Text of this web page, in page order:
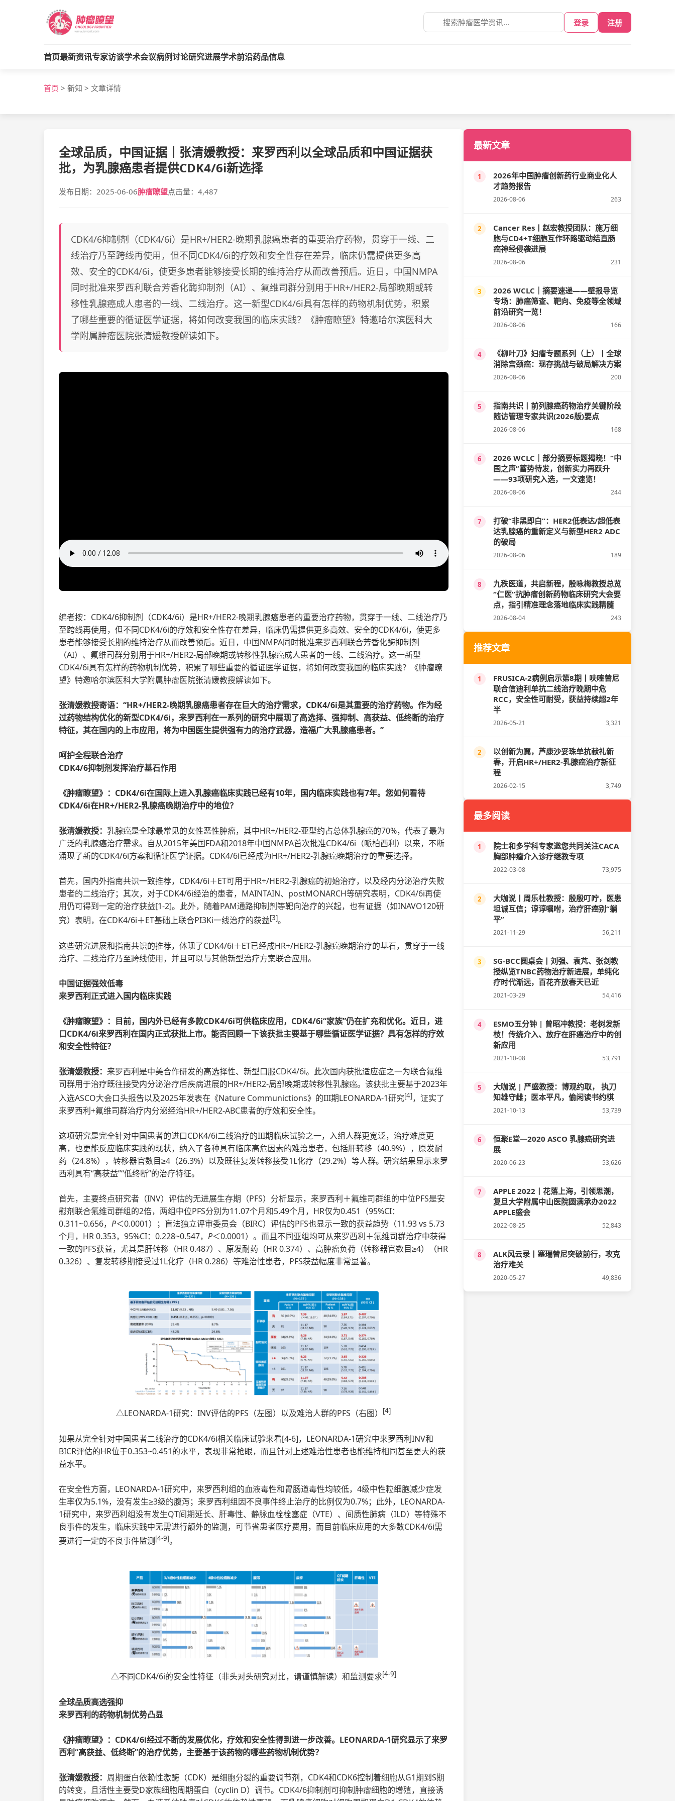
登录 注册
首页最新资讯专家访谈学术会议病例讨论研究进展学术前沿药品信息
首页 > 新知 > 文章详情
全球品质，中国证据丨张清媛教授：来罗西利以全球品质和中国证据获
批，为乳腺癌患者提供CDK4/6i新选择
发布日期：2025-06-06肿瘤瞭望点击量：4,487
CDK4/6抑制剂（CDK4/6i）是HR+/HER2-晚期乳腺癌患者的重要治疗药物，贯穿于一线、二
线治疗乃至跨线再使用，但不同CDK4/6i的疗效和安全性存在差异，临床仍需提供更多高
效、安全的CDK4/6i，使更多患者能够接受长期的维持治疗从而改善预后。近日，中国NMPA
同时批准来罗西利联合芳香化酶抑制剂（AI）、氟维司群分别用于HR+/HER2-局部晚期或转
移性乳腺癌成人患者的一线、二线治疗。这一新型CDK4/6i具有怎样的药物机制优势，积累
了哪些重要的循证医学证据，将如何改变我国的临床实践？《肿瘤瞭望》特邀哈尔滨医科大
学附属肿瘤医院张清媛教授解读如下。
编者按：CDK4/6抑制剂（CDK4/6i）是HR+/HER2-晚期乳腺癌患者的重要治疗药物，贯穿于一线、二线治疗乃
至跨线再使用，但不同CDK4/6i的疗效和安全性存在差异，临床仍需提供更多高效、安全的CDK4/6i，使更多
患者能够接受长期的维持治疗从而改善预后。近日，中国NMPA同时批准来罗西利联合芳香化酶抑制剂
（AI）、氟维司群分别用于HR+/HER2-局部晚期或转移性乳腺癌成人患者的一线、二线治疗。这一新型
CDK4/6i具有怎样的药物机制优势，积累了哪些重要的循证医学证据，将如何改变我国的临床实践？《肿瘤瞭
望》特邀哈尔滨医科大学附属肿瘤医院张清媛教授解读如下。
张清媛教授寄语：“HR+/HER2-晚期乳腺癌患者存在巨大的治疗需求，CDK4/6i是其重要的治疗药物。作为经
过药物结构优化的新型CDK4/6i，来罗西利在一系列的研究中展现了高选择、强抑制、高获益、低终断的治疗
特征，其在国内的上市应用，将为中国医生提供强有力的治疗武器，造福广大乳腺癌患者。”
呵护全程联合治疗
CDK4/6抑制剂发挥治疗基石作用
《肿瘤瞭望》：CDK4/6i在国际上进入乳腺癌临床实践已经有10年，国内临床实践也有7年。您如何看待
CDK4/6i在HR+/HER2-乳腺癌晚期治疗中的地位？
张清媛教授： 乳腺癌是全球最常见的女性恶性肿瘤，其中HR+/HER2-亚型约占总体乳腺癌的70%，代表了最为
广泛的乳腺癌治疗需求。自从2015年美国FDA和2018年中国NMPA首次批准CDK4/6i（哌柏西利）以来，不断
涌现了新的CDK4/6i方案和循证医学证据。CDK4/6i已经成为HR+/HER2-乳腺癌晚期治疗的重要选择。
首先，国内外指南共识一致推荐，CDK4/6i＋ET可用于HR+/HER2-乳腺癌的初始治疗，以及经内分泌治疗失败
患者的二线治疗；其次，对于CDK4/6i经治的患者，MAINTAIN、postMONARCH等研究表明，CDK4/6i再使
用仍可得到一定的治疗获益[1-2]。此外，随着PAM通路抑制剂等靶向治疗的兴起，也有证据（如INAVO120研
究）表明，在CDK4/6i＋ET基础上联合PI3Ki一线治疗的获益[3]。
这些研究进展和指南共识的推荐，体现了CDK4/6i＋ET已经成HR+/HER2-乳腺癌晚期治疗的基石，贯穿于一线
治疗、二线治疗乃至跨线使用，并且可以与其他新型治疗方案联合应用。
中国证据强效低毒
来罗西利正式进入国内临床实践
《肿瘤瞭望》：目前，国内外已经有多款CDK4/6i可供临床应用，CDK4/6i“家族”仍在扩充和优化。近日，进
口CDK4/6i来罗西利在国内正式获批上市。能否回顾一下该获批主要基于哪些循证医学证据？具有怎样的疗效
和安全性特征？
张清媛教授： 来罗西利是中美合作研发的高选择性、新型口服CDK4/6i。此次国内获批适应症之一为联合氟维
司群用于治疗既往接受内分泌治疗后疾病进展的HR+/HER2-局部晚期或转移性乳腺癌。该获批主要基于2023年
入选ASCO大会口头报告以及2025年发表在《Nature Communictions》的III期LEONARDA-1研究[4]，证实了
来罗西利+氟维司群治疗内分泌经治HR+/HER2-ABC患者的疗效和安全性。
这项研究是完全针对中国患者的进口CDK4/6i二线治疗的III期临床试验之一，入组人群更宽泛，治疗难度更
高，也更能反应临床实践的现状，纳入了各种具有临床高危因素的难治患者，包括肝转移（40.9%），原发耐
药（24.8%），转移器官数目≥4（26.3%）以及既往复发转移接受1L化疗（29.2%）等人群。研究结果显示来罗
西利具有“高获益”“低终断”的治疗特征。
首先，主要终点研究者（INV）评估的无进展生存期（PFS）分析显示，来罗西利＋氟维司群组的中位PFS是安
慰剂联合氟维司群组的2倍，两组中位PFS分别为11.07个月和5.49个月，HR仅为0.451（95%CI：
0.311~0.656， P＜0.0001）；盲法独立评审委员会（BIRC）评估的PFS也显示一致的获益趋势（11.93 vs 5.73
个月，HR 0.353，95%CI：0.228~0.547， P＜0.0001）。而且不同亚组均可从来罗西利＋氟维司群治疗中获得
一致的PFS获益，尤其是肝转移（HR 0.487）、原发耐药（HR 0.374）、高肿瘤负荷（转移器官数目≥4）（HR
0.326）、复发转移期接受过1L化疗（HR 0.286）等难治性患者，PFS获益幅度非常显著。
△LEONARDA-1研究：INV评估的PFS（左图）以及难治人群的PFS（右图） [4]
如果从完全针对中国患者二线治疗的CDK4/6i相关临床试验来看[4-6]，LEONARDA-1研究中来罗西利INV和
BICR评估的HR位于0.353~0.451的水平，表现非常抢眼，而且针对上述难治性患者也能维持相同甚至更大的获
益水平。
在安全性方面，LEONARDA-1研究中，来罗西利组的血液毒性和胃肠道毒性均较低，4级中性粒细胞减少症发
生率仅为5.1%，没有发生≥3级的腹泻；来罗西利组因不良事件终止治疗的比例仅为0.7%；此外，LEONARDA-
1研究中，来罗西利组没有发生QT间期延长、肝毒性、静脉血栓栓塞症（VTE）、间质性肺病（ILD）等特殊不
良事件的发生，临床实践中无需进行额外的监测，可节省患者医疗费用，而目前临床应用的大多数CDK4/6i需
要进行一定的不良事件监测[4-9]。
△不同CDK4/6i的安全性特征（非头对头研究对比，请谨慎解读）和监测要求[4-9]
全球品质高选强抑
来罗西利的药物机制优势凸显
《肿瘤瞭望》：CDK4/6i经过不断的发展优化，疗效和安全性得到进一步改善。LEONARDA-1研究显示了来罗
西利“高获益、低终断”的治疗优势，主要基于该药物的哪些药物机制优势？
张清媛教授： 周期蛋白依赖性激酶（CDK）是细胞分裂的重要调节剂，CDK4和CDK6控制着细胞从G1期到S期
的转变，且活性主要受D家族细胞周期蛋白（cyclin D）调节。CDK4/6抑制剂可抑制肿瘤细胞的增殖，直接诱
最新文章
1
2026年中国肿瘤创新药行业商业化人
才趋势报告
2026-08-06 263
2
Cancer Res丨赵宏教授团队：施万细
胞与CD4+T细胞互作环路驱动结直肠
癌神经侵袭进展
2026-08-06 231
3
2026 WCLC｜摘要速递——壁报导览
专场：肺癌筛查、靶向、免疫等全领域
前沿研究一览！
2026-08-06 166
4
《柳叶刀》妇瘤专题系列（上）丨全球
消除宫颈癌：现存挑战与破局解决方案
2026-08-06 200
5
指南共识丨前列腺癌药物治疗关键阶段
随访管理专家共识(2026版)要点
2026-08-06 168
6
2026 WCLC｜部分摘要标题揭晓！“中
国之声”蓄势待发，创新实力再跃升
——93项研究入选，一文速览！
2026-08-06 244
7
打破“非黑即白”：HER2低表达/超低表
达乳腺癌的重新定义与新型HER2 ADC
的破局
2026-08-06 189
8
九秩医道，共启新程，殷咏梅教授总览
“仁医”抗肿瘤创新药物临床研究大会要
点，指引精准理念落地临床实践精髓
2026-08-04 243
推荐文章
1
FRUSICA-2病例启示第8期丨呋喹替尼
联合信迪利单抗二线治疗晚期中危
RCC，安全性可耐受，获益持续超2年
半
2026-05-21 3,321
2
以创新为翼，芦康沙妥珠单抗献礼新
春，开启HR+/HER2-乳腺癌治疗新征
程
2026-02-15 3,749
最多阅读
1
院士和多学科专家邀您共同关注CACA
胸部肿瘤介入诊疗继教专项
2022-03-08 73,975
2
大咖说丨周乐杜教授：殷殷叮咛，医患
坦诚互信；谆谆嘱咐，治疗肝癌别“躺
平”
2021-11-29 56,211
3
SG-BCC圆桌会丨刘强、袁芃、张剑教
授纵览TNBC药物治疗新进展，单纯化
疗时代渐远，百花齐放春天已近
2021-03-29 54,416
4
ESMO五分钟 | 曾昭冲教授：老树发新
枝！传统介入、放疗在肝癌治疗中的创
新应用
2021-10-08 53,791
5
大咖说 | 严盛教授：博观约取， 执刀
知雄守雌；医本平凡，偷闲读书约棋
2021-10-13 53,739
6
恒聚E堂—2020 ASCO 乳腺癌研究进
展
2020-06-23 53,626
7
APPLE 2022丨花落上海，引领思潮，
复旦大学附属中山医院圆满承办2022
APPLE盛会
2022-08-25 52,843
8
ALK风云录丨塞瑞替尼突破前行，攻克
治疗难关
2020-05-27 49,836